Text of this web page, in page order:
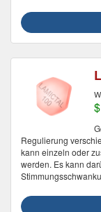
Regulierung
kann einzeln oder
werden. Es kann